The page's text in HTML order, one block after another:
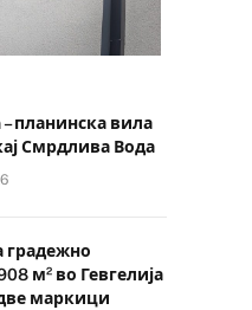
планинска вила
Смрдлива Вода
градежно
м² во Гевгелија
маркици